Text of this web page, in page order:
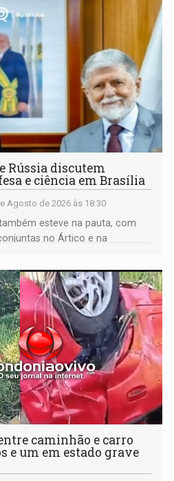
Rússia discutem
e ciência em Brasília
Agosto de 2026 às 18:30
esteve na pauta, com
no Ártico e na
caminhão e carro
e um em estado grave